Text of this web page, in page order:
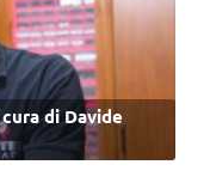
di Davide